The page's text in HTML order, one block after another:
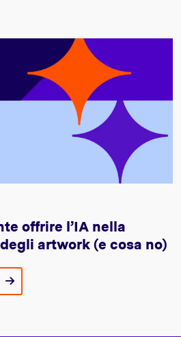
offrire l’IA nella
artwork (e cosa no)